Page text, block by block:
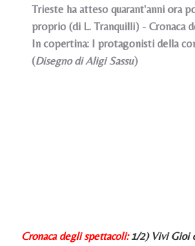
Trieste ha atteso quarant'anni ora
proprio (di L. Tranquilli) - Cronaca
In copertina: I protagonisti della
(Disegno di Aligi Sassu)
Cronaca degli spettacoli:1/2) Vivi Gioi